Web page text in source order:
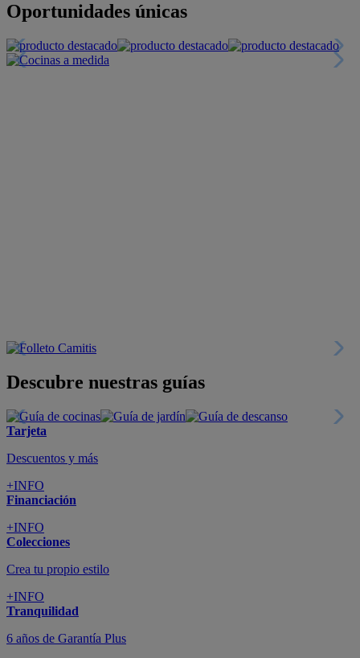
Oportunidades únicas
Descubre nuestras guías
Tarjeta
Descuentos y más
+INFO
Financiación
+INFO
Colecciones
Crea tu propio estilo
+INFO
Tranquilidad
6 años de Garantía Plus